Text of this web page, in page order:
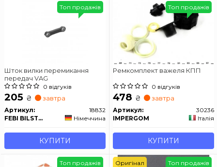
Шток вилки перемикання
передач VAG
0 відгуків
205 ₴ завтра
Артикул:
18832
FEBI BILSTEIN
Німеччина
КУПИТИ
Топ продажів
Ремкомплект важеля КПП
0 відгуків
478 ₴ завтра
Артикул:
30236
IMPERGOM
Італія
КУПИТИ
Топ продажів
Топ продажів Топ продажів
Оригінал